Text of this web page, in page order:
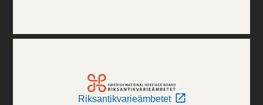
Riksantikvarieämbetet